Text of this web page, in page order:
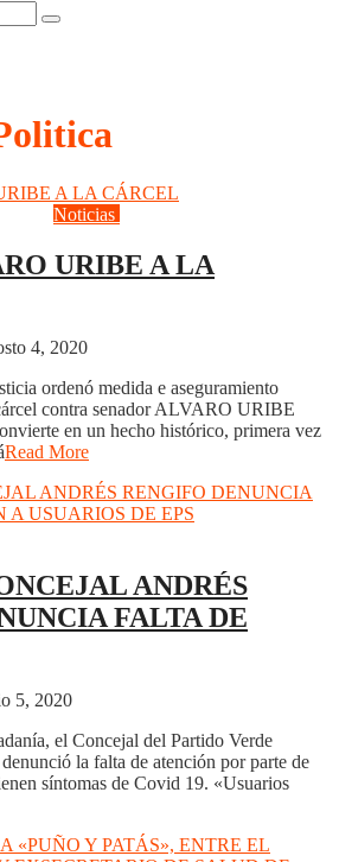
Noticias
URIBE A LA
4, 2020
ordenó medida e aseguramiento
contra senador ALVARO URIBE
en un hecho histórico, primera vez
Read More
ANDRÉS
FALTA DE
5, 2020
el Concejal del Partido Verde
la falta de atención por parte de
síntomas de Covid 19. «Usuarios